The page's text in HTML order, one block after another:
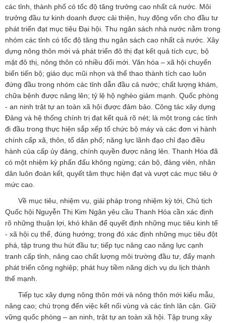
các tỉnh, thành phố có tốc độ tăng trưởng cao nhất cả nước. Môi
trưởng đầu tư kinh doanh được cải thiện, huy động vốn cho đầu tư
phát triển đạt mục tiêu Đại hội. Thu ngân sách nhà nước nằm trong
nhóm các tỉnh có tốc độ tăng thu ngân sách cao nhất cả nước. Xây
dựng nông thôn mới và phát triển đô thị đạt kết quả tích cực, bộ
mặt đô thị, nông thôn có nhiều đổi mới. Văn hóa – xã hội chuyển
biến tiến bộ; giáo dục mũi nhọn và thể thao thành tích cao luôn
đứng đầu trong nhóm các tỉnh dẫn đầu cả nước; chất lượng khám,
chữa bệnh được nâng lên; tỷ lệ hộ nghèo giảm mạnh. Quốc phòng
- an ninh trật tự an toàn xã hội được đảm bảo. Công tác xây dựng
Đảng và hệ thống chính trị đạt kết quả rõ nét; là một trong các tỉnh
đi đầu trong thực hiện sắp xếp tổ chức bộ máy và các đơn vị hành
chính cấp xã, thôn, tổ dân phố; năng lực lãnh đạo chỉ đạo điều
hành của cấp ủy đảng, chính quyền được nâng lên. Thanh Hóa đã
có một nhiệm kỳ phấn đấu không ngừng; cán bộ, đảng viên, nhân
dân luôn đoàn kết, quyết tâm thực hiện đạt và vượt các mục tiêu ở
mức cao.
Về mục tiêu, nhiệm vụ, giải pháp trong nhiệm kỳ tới, Chủ tịch
Quốc hội Nguyễn Thị Kim Ngân yêu cầu Thanh Hóa cần xác định
rõ những thuận lợi, khó khăn để quyết định những mục tiêu kinh tế
- xã hội cụ thể, đúng hướng; trong đó xác định những mục tiêu đột
phá, tập trung thu hút đầu tư; tiếp tục nâng cao năng lực cạnh
tranh cấp tỉnh, nâng cao chất lượng môi trường đầu tư, đẩy mạnh
phát triển công nghiệp; phát huy tiềm năng dịch vụ du lịch thành
thế mạnh.
Tiếp tục xây dựng nông thôn mới và nông thôn mới kiểu mẫu,
nâng cao; chú trọng đến việc kết nối vùng và các tỉnh lân cận. Giữ
vững quốc phòng – an ninh, trật tự an toàn xã hội. Tập trung xây